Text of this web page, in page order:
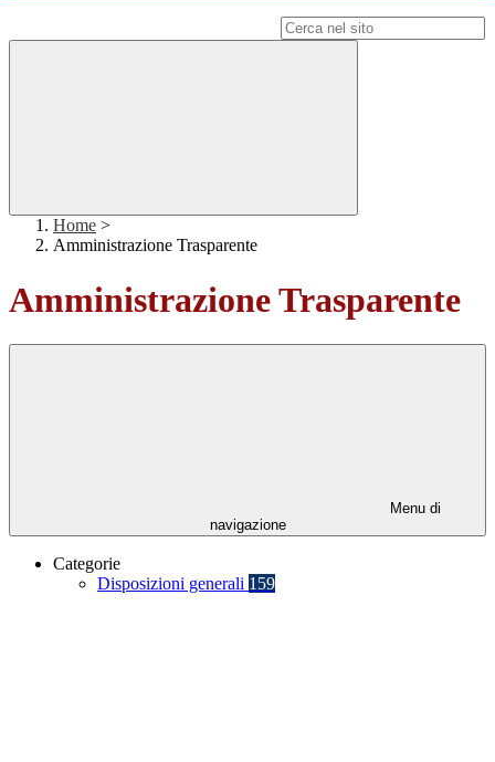
Home >
Amministrazione Trasparente
Amministrazione Trasparente
Menu di
navigazione
Categorie
Disposizioni generali 159